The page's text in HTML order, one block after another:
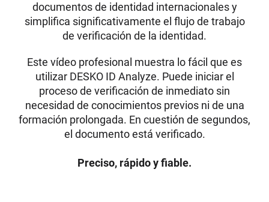
documentos de identidad internacionales y
simplifica significativamente el flujo de trabajo
de verificación de la identidad.
Este vídeo profesional muestra lo fácil que es
utilizar DESKO ID Analyze. Puede iniciar el
proceso de verificación de inmediato sin
necesidad de conocimientos previos ni de una
formación prolongada. En cuestión de segundos,
el documento está verificado.
Preciso, rápido y fiable.